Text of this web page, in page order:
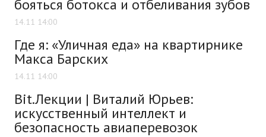
бояться ботокса и отбеливания зубов
14.11 14:00
Где я: «Уличная еда» на квартирнике
Макса Барских
14.11 14:00
Bit.Лекции | Виталий Юрьев:
искусственный интеллект и
безопасность авиаперевозок